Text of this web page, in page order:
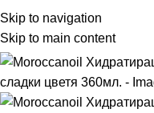
Skip to navigation
Skip to main content